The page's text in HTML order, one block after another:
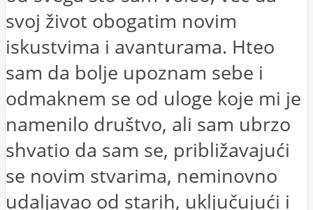
svoj život obogatim novim
iskustvima i avanturama. Hteo
sam da bolje upoznam sebe i
odmaknem se od uloge koje mi je
namenilo društvo, ali sam ubrzo
shvatio da sam se, približavajući
se novim stvarima, neminovno
udaljavao od starih, uključujući i